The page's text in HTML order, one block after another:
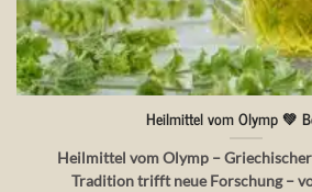
Heilmittel vom Olymp 💚
Heilmittel vom Olymp –
Tradition trifft neue Forschung –